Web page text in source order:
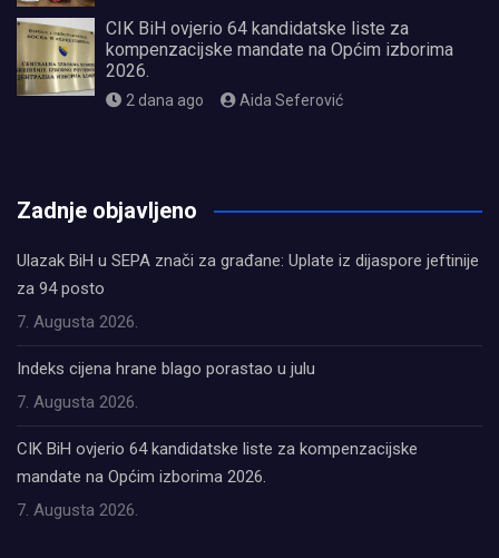
CIK BiH ovjerio 64 kandidatske liste za
kompenzacijske mandate na Općim izborima
2026.
2 dana ago Aida Seferović
Zadnje objavljeno
Ulazak BiH u SEPA znači za građane: Uplate iz dijaspore jeftinije
za 94 posto
7. Augusta 2026.
Indeks cijena hrane blago porastao u julu
7. Augusta 2026.
CIK BiH ovjerio 64 kandidatske liste za kompenzacijske
mandate na Općim izborima 2026.
7. Augusta 2026.